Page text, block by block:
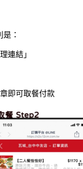
：
連結」
即可取餐付款